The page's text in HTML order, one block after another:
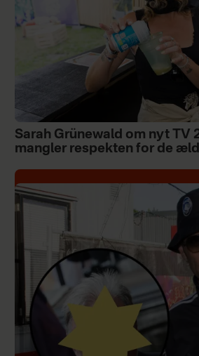
Sarah Grünewald om nyt TV
mangler respekten for de